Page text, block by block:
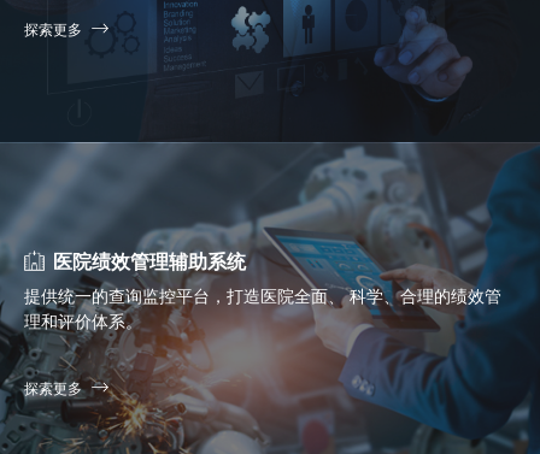
探索更多
医院绩效管理辅助系统
提供统一的查询监控平台，打造医院全面、 科学、合理的绩效管
理和评价体系。
探索更多